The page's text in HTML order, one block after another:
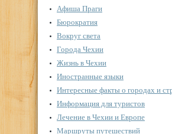
Афиша Праги
Бюрократия
Вокруг света
Города Чехии
Жизнь в Чехии
Иностранные языки
Интересные факты о городах и
Информация для туристов
Лечение в Чехии и Европе
Маршруты путешествий